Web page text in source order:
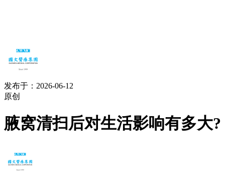
发布于：2026-06-12
原创
腋窝清扫后对生活影响有多大?